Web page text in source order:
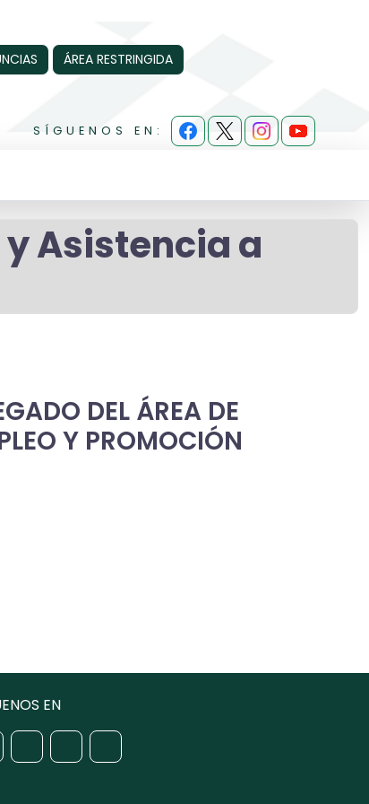
ÁREA RESTRINGIDA
SÍGUENOS EN:
y Asistencia a
DEL ÁREA DE
Y PROMOCIÓN
EN